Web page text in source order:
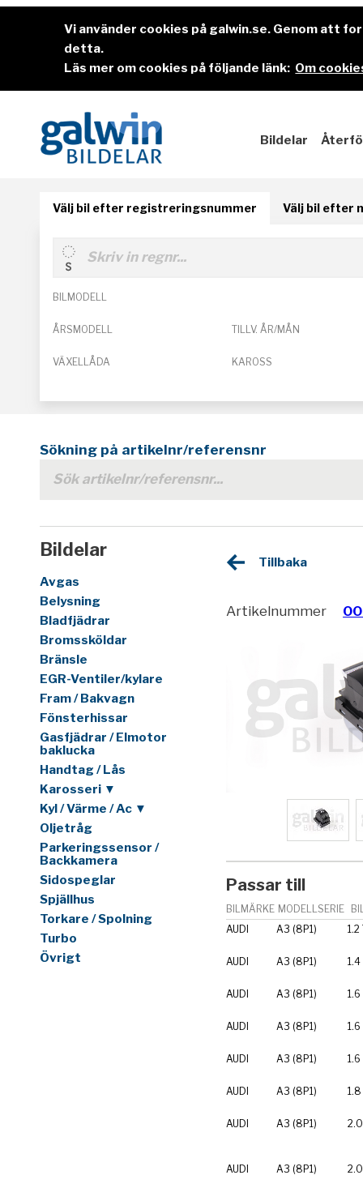
Vi använder cookies på galwin.se. Genom att
detta.
Läs mer om cookies på följande länk: Om
Bildelar
Välj bil efter registreringsnummer Välj bil efter
BILMODELL
ÅRSMODELL TILLV. ÅR/MÅN
VÄXELLÅDA KAROSS
Sökning på artikelnr/referensnr
Bildelar
Avgas
Belysning
Bladfjädrar
Bromssköldar
Bränsle
EGR-Ventiler/kylare
Fram / Bakvagn
Fönsterhissar
Gasfjädrar / Elmotor
baklucka
Handtag / Lås
Karosseri ▼
Kyl / Värme / Ac ▼
Oljetråg
Parkeringssensor /
Backkamera
Sidospeglar
Spjällhus
Torkare / Spolning
Turbo
Övrigt
Tillbaka
Artikelnummer
Passar till
BILMÄRKE MODELLSERIE
AUDI
A3 (8P1) 1.2
AUDI A3 (8P1) 1.4
AUDI A3 (8P1) 1.6
AUDI A3 (8P1)
AUDI A3 (8P1) 1.6
AUDI A3 (8P1) 1.8
AUDI A3 (8P1)
AUDI A3 (8P1)